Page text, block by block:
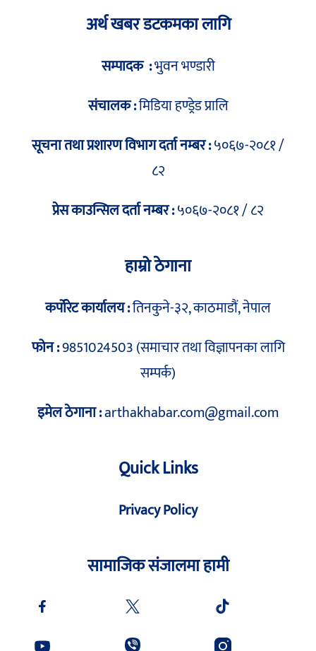
अर्थ खबर डटकमका लागि
सम्पादक :भुवन भण्डारी
संचालक :मिडिया हण्ड्रेड प्रालि
सूचना तथा प्रशारण विभाग दर्ता नम्बर :५०६७-२०८१ /
८२
प्रेस काउन्सिल दर्ता नम्बर :५०६७-२०८१ / ८२
हाम्रो ठेगाना
कर्पोरेट कार्यालय :तिनकुने-३२, काठमाडौं, नेपाल
फोन :9851024503 (समाचार तथा विज्ञापनका लागि
सम्पर्क)
इमेल ठेगाना :arthakhabar.com@gmail.com
Quick Links
Privacy Policy
सामाजिक संजालमा हामी